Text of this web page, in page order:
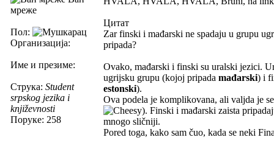
мреже
Пол:
Организација:
Име и презиме:
Струка: Student
srpskog jezika i
književnosti
Поруке: 258
Цитат
Zar finski i mađarski ne spadaju u grupu
pripada?
Ovako, mađarski i finski su uralski jezici.
ugrijsku grupu (kojoj pripada mađarski) i
estonski).
Ova podela je komplikovana, ali valjda je
). Finski i mađarski zaista
mnogo sličniji.
Pored toga, kako sam čuo, kada se neki